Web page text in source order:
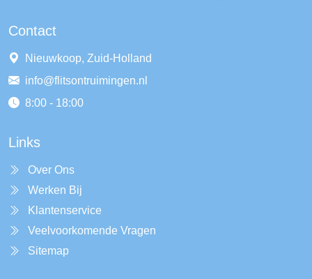
Contact
Nieuwkoop, Zuid-Holland
info@flitsontruimingen.nl
8:00 - 18:00
Links
Over Ons
Werken Bij
Klantenservice
Veelvoorkomende Vragen
Sitemap